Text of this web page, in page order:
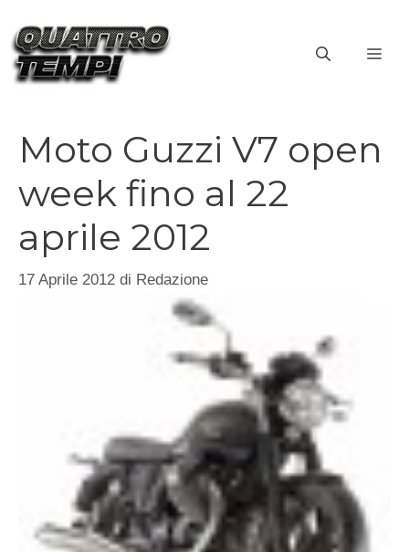
contenuto
Moto Guzzi V7 open
week fino al 22
aprile 2012
17 Aprile 2012 di Redazione